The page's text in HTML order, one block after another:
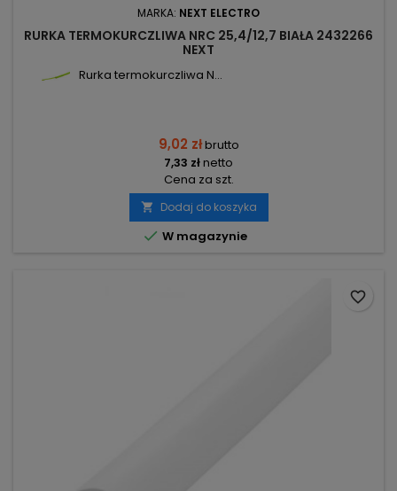
MARKA: NEXT ELECTRO
RURKA TERMOKURCZLIWA NRC 25,4/12,7 BIAŁA 2432266
NEXT
Rurka termokurczliwa N...
9,02 złbrutto
7,33 złnetto
Cena za szt.
 Dodaj do koszyka
 W magazynie
favorite_border